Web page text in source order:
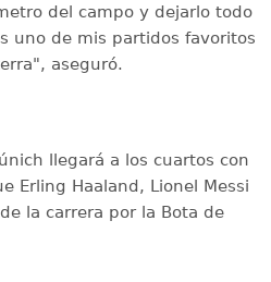
del campo y dejarlo todo
uno de mis partidos favoritos
aseguró.
llegará a los cuartos con
Erling Haaland, Lionel Messi
la carrera por la Bota de